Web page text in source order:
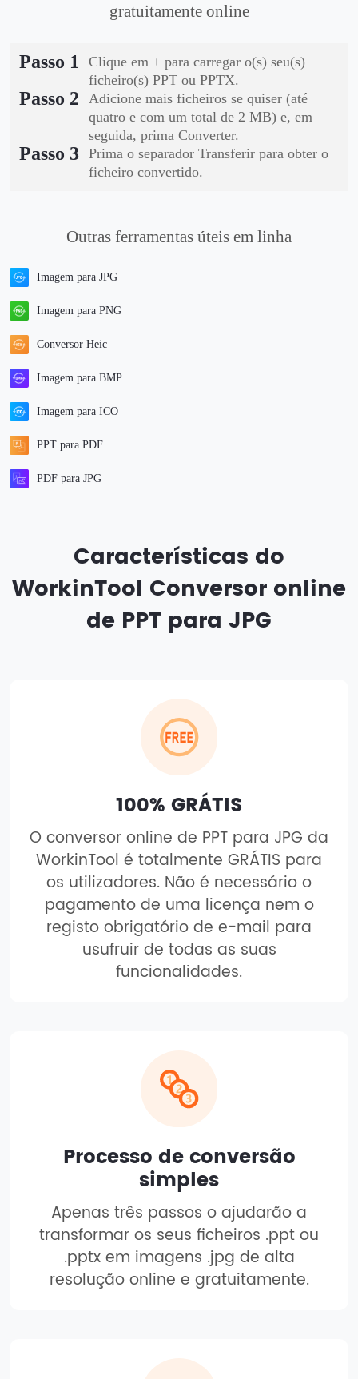
gratuitamente online
Passo 1
Clique em + para carregar o(s) seu(s)
ficheiro(s) PPT ou PPTX.
Passo 2
Adicione mais ficheiros se quiser (até
quatro e com um total de 2 MB) e, em
seguida, prima Converter.
Passo 3
Prima o separador Transferir para obter o
ficheiro convertido.
Outras ferramentas úteis em linha
Imagem para JPG
Imagem para PNG
Conversor Heic
Imagem para BMP
Imagem para ICO
PPT para PDF
PDF para JPG
Características do
WorkinTool Conversor online
de PPT para JPG
100% GRÁTIS
O conversor online de PPT para JPG da
WorkinTool é totalmente GRÁTIS para
os utilizadores. Não é necessário o
pagamento de uma licença nem o
registo obrigatório de e-mail para
usufruir de todas as suas
funcionalidades.
Processo de conversão
simples
Apenas três passos o ajudarão a
transformar os seus ficheiros .ppt ou
.pptx em imagens .jpg de alta
resolução online e gratuitamente.